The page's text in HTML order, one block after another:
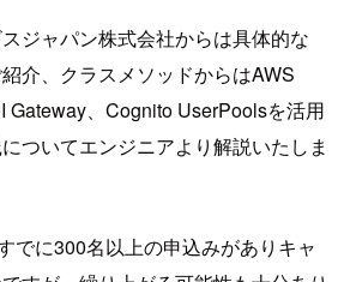
ジャパン株式会社からは具体的な
介、クラスメソッドからはAWS
Gateway、Cognito UserPoolsを活用
ついてエンジニアより解説いたしま
でに300名以上の申込みがありキャ